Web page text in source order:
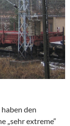
den
„sehr extreme“